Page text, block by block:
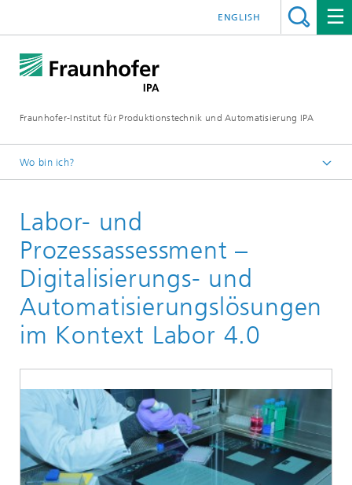
Fraunhofer-Institut für Produktionstechnik und Automatisierung IPA
ENGLISH
Wo bin ich?
Aktuelle Forschung
Laborautomatisierung und Bioproduktionstechnik
Labor- und
Prozessassessment –
Digitalisierungs- und
Automatisierungslösungen
im Kontext Labor 4.0